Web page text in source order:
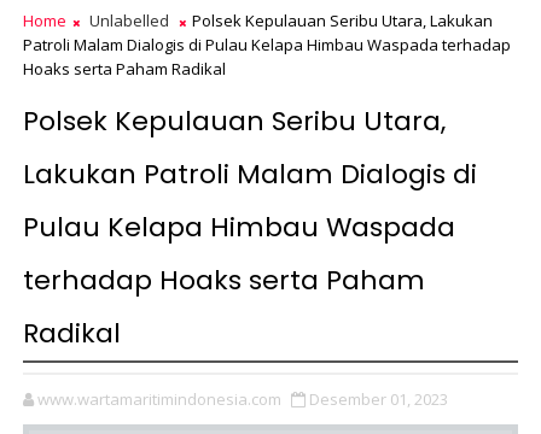
Home Unlabelled
Polsek Kepulauan Seribu Utara, Lakukan
Patroli Malam Dialogis di Pulau Kelapa Himbau Waspada terhadap
Hoaks serta Paham Radikal
Polsek Kepulauan Seribu Utara,
Lakukan Patroli Malam Dialogis di
Pulau Kelapa Himbau Waspada
terhadap Hoaks serta Paham
Radikal
www.wartamaritimindonesia.com Desember 01, 2023